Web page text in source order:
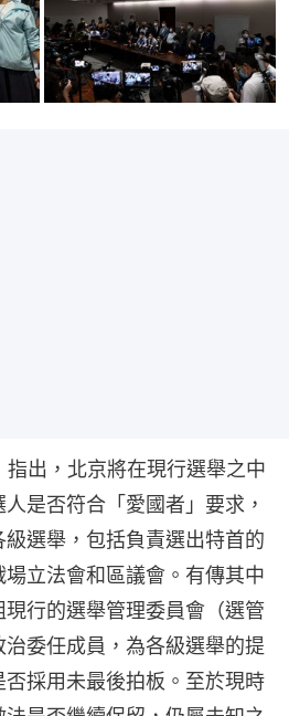
出，北京將在現行選舉之中
是否符合「愛國者」要求，
選舉，包括負責選出特首的
立法會和區議會。有傳其中
行的選舉管理委員會（選管
委任成員，為各級選舉的提
採用未最後拍板。至於現時